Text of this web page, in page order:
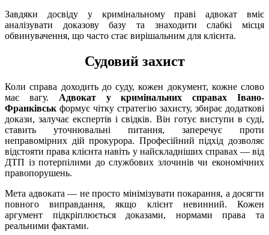
Завдяки досвіду у кримінальному праві адвокат вміє
аналізувати доказову базу та знаходити слабкі місця
обвинувачення, що часто стає вирішальним для клієнта.
Судовий захист
Коли справа доходить до суду, кожен документ, кожне слово
має вагу. Адвокат у кримінальних справах Івано-
Франківськ формує чітку стратегію захисту, збирає додаткові
докази, залучає експертів і свідків. Він готує виступи в суді,
ставить уточнювальні питання, заперечує проти
неправомірних дій прокурора. Професійний підхід дозволяє
відстояти права клієнта навіть у найскладніших справах — від
ДТП із потерпілими до службових злочинів чи економічних
правопорушень.
Мета адвоката — не просто мінімізувати покарання, а досягти
повного виправдання, якщо клієнт невинний. Кожен
аргумент підкріплюється доказами, нормами права та
реальними фактами.